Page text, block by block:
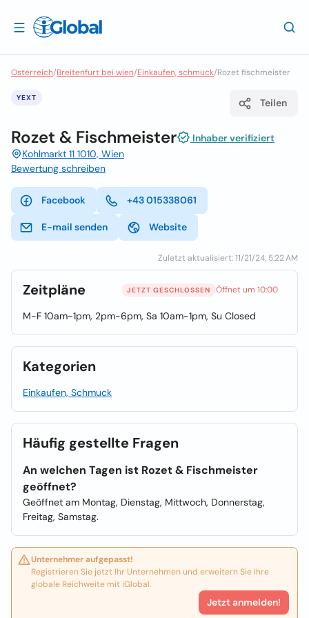
Osterreich/Breitenfurt bei wien/Einkaufen, schmuck/Rozet fischmeister
YEXT Teilen
Rozet & Fischmeister
Inhaber verifiziert
Kohlmarkt 11 1010, Wien
Bewertung schreiben
Facebook +43 015338061
E-mail senden Website
Zuletzt aktualisiert: 11/21/24, 5:22 AM
Zeitpläne JETZT GESCHLOSSEN Öffnet um 10:00
M-F 10am-1pm, 2pm-6pm, Sa 10am-1pm, Su Closed
Kategorien
Einkaufen, Schmuck
Häufig gestellte Fragen
An welchen Tagen ist Rozet & Fischmeister
geöffnet?
Geöffnet am Montag, Dienstag, Mittwoch, Donnerstag,
Freitag, Samstag.
Unternehmer aufgepasst!
Registrieren Sie jetzt Ihr Unternehmen und erweitern Sie Ihre
globale Reichweite mit iGlobal.
Jetzt anmelden!